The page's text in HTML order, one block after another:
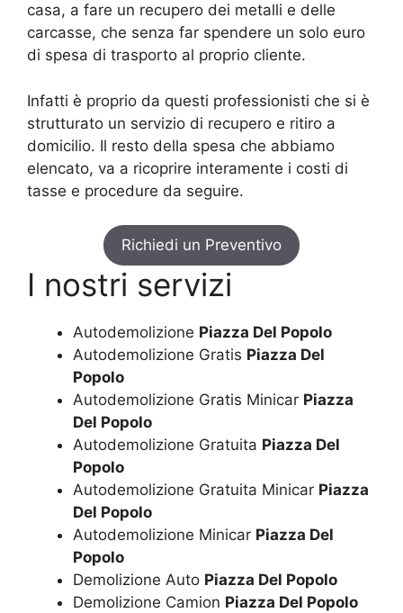
casa, a fare un recupero dei metalli e delle
carcasse, che senza far spendere un solo euro
di spesa di trasporto al proprio cliente.
Infatti è proprio da questi professionisti che si è
strutturato un servizio di recupero e ritiro a
domicilio. Il resto della spesa che abbiamo
elencato, va a ricoprire interamente i costi di
tasse e procedure da seguire.
Richiedi un Preventivo
I nostri servizi
Autodemolizione Piazza Del Popolo
Autodemolizione Gratis Piazza Del
Popolo
Autodemolizione Gratis Minicar Piazza
Del Popolo
Autodemolizione Gratuita Piazza Del
Popolo
Autodemolizione Gratuita Minicar Piazza
Del Popolo
Autodemolizione Minicar Piazza Del
Popolo
Demolizione Auto Piazza Del Popolo
Demolizione Camion Piazza Del Popolo